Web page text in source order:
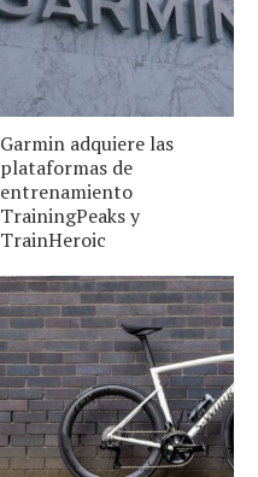
Garmin adquiere las
plataformas de
entrenamiento
TrainingPeaks y
TrainHeroic